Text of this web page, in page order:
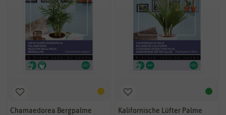
Chamaedorea Bergpalme Kalifornische Lüfter Palme